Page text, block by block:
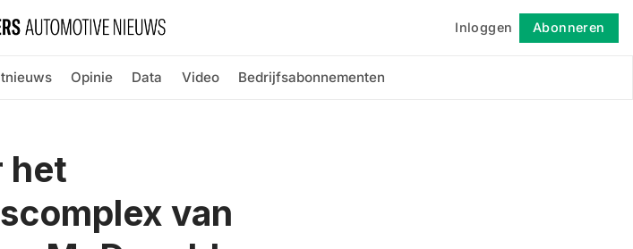
Inloggen Abonneren
Opinie Data Video Bedrijfsabonnementen
het
van